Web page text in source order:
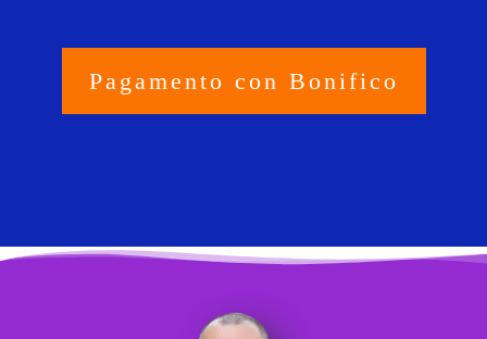
Pagamento con Bonifico